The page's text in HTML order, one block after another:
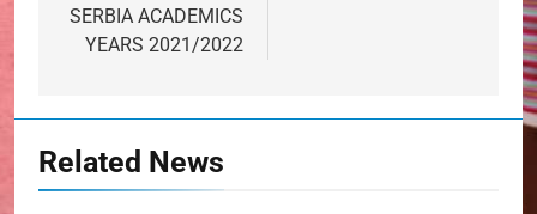
SERBIA ACADEMICS
YEARS 2021/2022
Related News